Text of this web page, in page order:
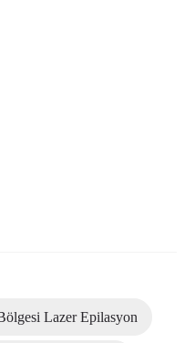
Lazer Epilasyon